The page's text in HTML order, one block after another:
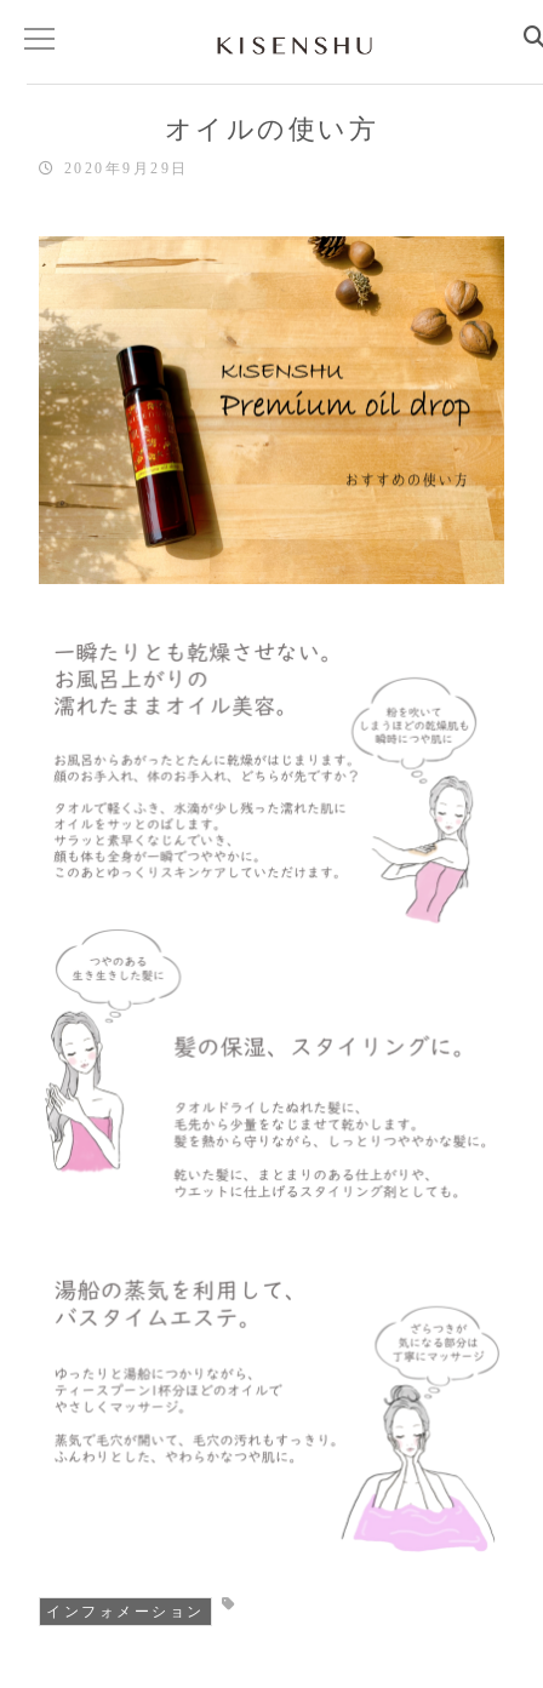
パワフルオーガニック
こだわりの処方
商品情報
ジェルピューリファイ
フロンティアマッサージ
ブレスオブウォーター
エッセンシャルクリーム
マルチパフォーマンスＢＢ
プレミアムオイルドロップ
ハンドリフレッシュ
取扱店一覧
北海道／東北地方
関東／甲信越地方
中国／四国地方
九州/沖縄地方
インフォメーション
オイルの使い方
2020年9月29日
インフォメーション